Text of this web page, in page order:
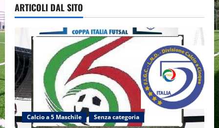
ARTICOLI DAL SITO
Calcio a 5 Maschile Senza categoria